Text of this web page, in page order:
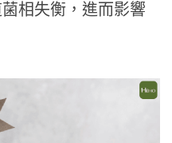
相失衡，進而影響